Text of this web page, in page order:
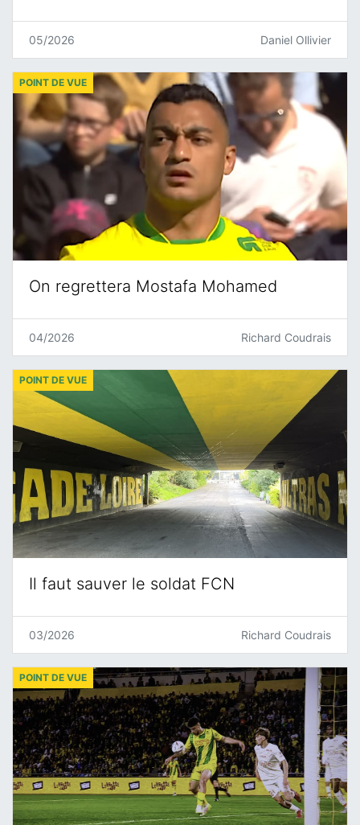
05/2026 Daniel Ollivier
On regrettera Mostafa Mohamed
POINT DE VUE
04/2026 Richard Coudrais
Il faut sauver le soldat FCN
POINT DE VUE
03/2026 Richard Coudrais
POINT DE VUE